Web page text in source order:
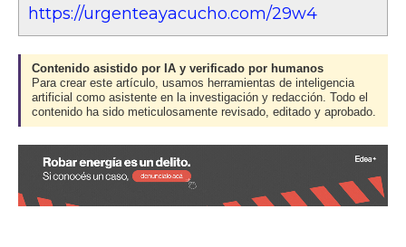
https://urgenteayacucho.com/29w4
Contenido asistido por IA y verificado por humanos
Para crear este artículo, usamos herramientas de inteligencia
artificial como asistente en la investigación y redacción. Todo el
contenido ha sido meticulosamente revisado, editado y aprobado.